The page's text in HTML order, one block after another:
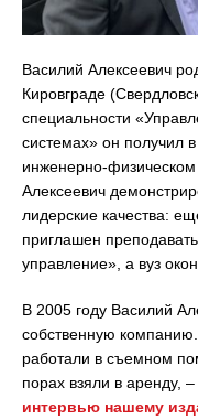
Василий Алексеевич
Кировграде
специальности
системах» он получил
инженерно-физическом
Алексеевич
лидерские качества:
приглашен
управление», а вуз
В 2005 году Василий
собственную
работали в съемном
порах взяли в аренду,
интервью нашему